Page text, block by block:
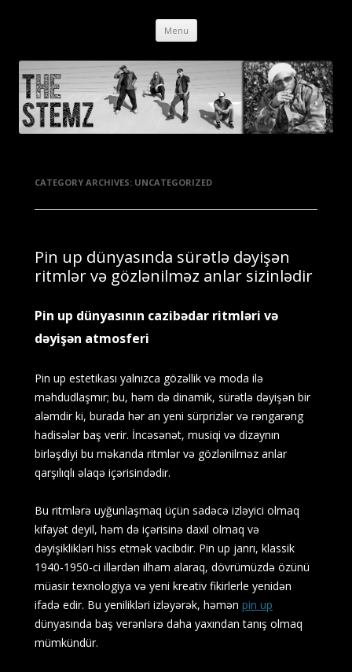
Orange, CA – Dub / Hip Hop / Reggae
Menu
CATEGORY ARCHIVES: UNCATEGORIZED
Pin up dünyasında sürətlə dəyişən
ritmlər və gözlənilməz anlar sizinlədir
Pin up dünyasının cazibədar ritmləri və
dəyişən atmosferi
Pin up estetikası yalnızca gözəllik və moda ilə
məhdudlaşmır; bu, həm də dinamik, sürətlə dəyişən bir
aləmdir ki, burada hər an yeni sürprizlər və rəngarəng
hadisələr baş verir. İncəsənət, musiqi və dizaynın
birləşdiyi bu məkanda ritmlər və gözlənilməz anlar
qarşılıqlı əlaqə içərisindədir.
Bu ritmlərə uyğunlaşmaq üçün sadəcə izləyici olmaq
kifayət deyil, həm də içərisinə daxil olmaq və
dəyişiklikləri hiss etmək vacibdir. Pin up janrı, klassik
1940-1950-ci illərdən ilham alaraq, dövrümüzdə özünü
müasir texnologiya və yeni kreativ fikirlerle yenidən
ifadə edir. Bu yenilikləri izləyərək, həmən pin up
dünyasında baş verənlərə daha yaxından tanış olmaq
mümkündür.